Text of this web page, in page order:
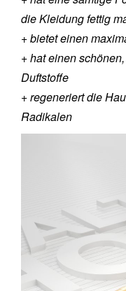
die Kleidung fettig
+ bietet einen
+ hat einen
Duftstoffe
+ regeneriert die
Radikalen